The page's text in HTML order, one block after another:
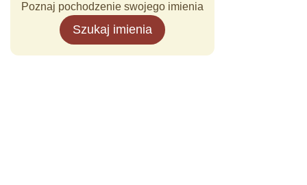
Poznaj pochodzenie swojego imienia
Szukaj imienia